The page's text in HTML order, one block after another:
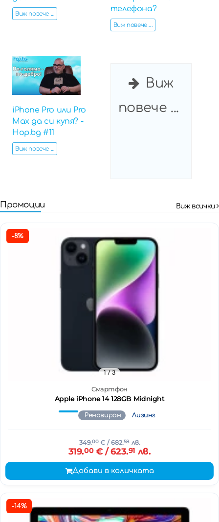
Виж повече ...
телефона?
Виж повече ...
iPhone Pro или Pro
Max да си купя? -
Hop.bg #11
Виж повече ...
Виж
повече ...
Промоции Виж всички
-8%
Смартфон
Apple iPhone 14 128GB Midnight
1/ 3
Реновиран Лизинг
349.00€/ 682.58лв.
319.00€ / 623.91 лв.
Добави в количката
-14%